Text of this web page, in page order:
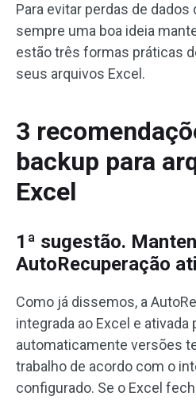
Para evitar perdas de dados
sempre uma boa ideia
estão três formas práticas
seus arquivos Excel.
3
backup para
Excel
1ª sugestão.
AutoRecuperação
Como já dissemos, a
integrada ao Excel e ativada
automaticamente versões
trabalho de acordo com o
configurado. Se o Excel